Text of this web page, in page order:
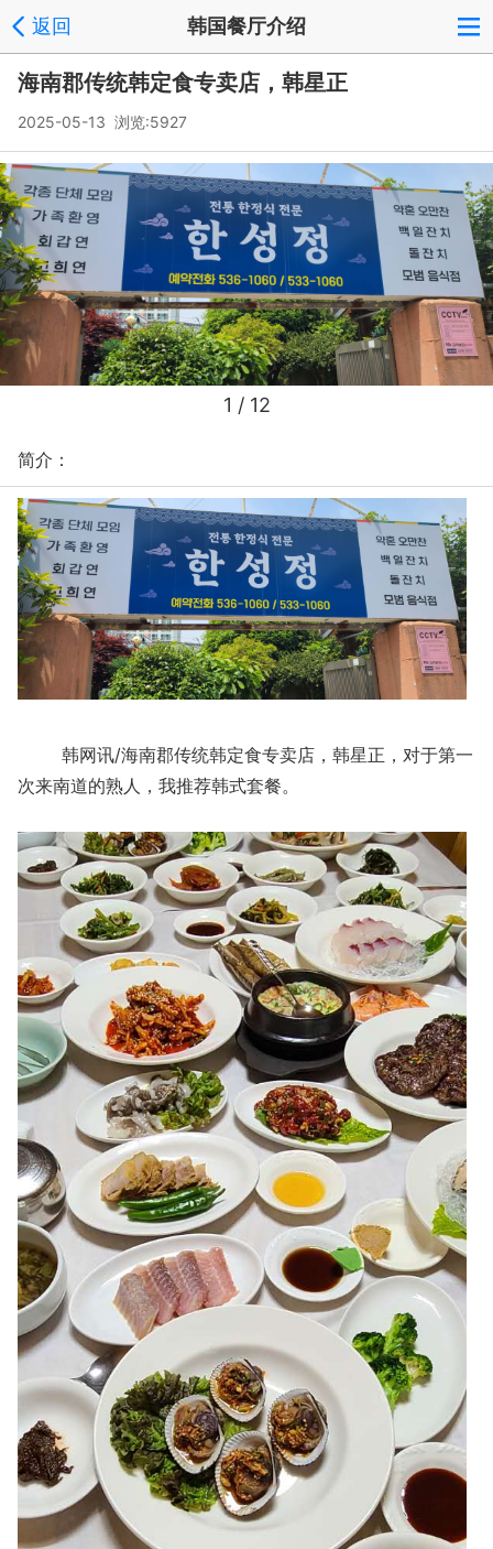
返回 韩国餐厅介绍
海南郡传统韩定食专卖店，韩星正
2025-05-13 浏览:5927
1 / 12
简介：
韩网讯/海南郡传统韩定食专卖店，韩星正，对于第一
次来南道的熟人，我推荐韩式套餐。